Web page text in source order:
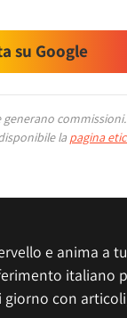
su Google
commissioni.
la pagina
e anima a
italiano
con